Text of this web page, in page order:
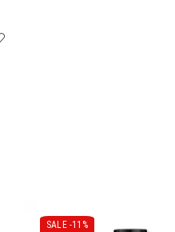
SALE -11%